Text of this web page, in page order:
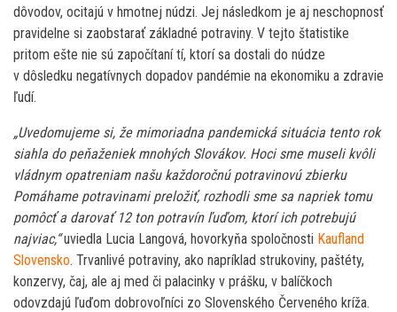
dôvodov, ocitajú v hmotnej núdzi. Jej následkom je aj neschopnosť
pravidelne si zaobstarať základné potraviny. V tejto štatistike
pritom ešte nie sú započítaní tí, ktorí sa dostali do núdze
v dôsledku negatívnych dopadov pandémie na ekonomiku a zdravie
ľudí.
„Uvedomujeme si, že mimoriadna pandemická situácia tento rok
siahla do peňaženiek mnohých Slovákov. Hoci sme museli kvôli
vládnym opatreniam našu každoročnú potravinovú zbierku
Pomáhame potravinami preložiť, rozhodli sme sa napriek tomu
pomôcť a darovať 12 ton potravín ľuďom, ktorí ich potrebujú
najviac,“uviedla Lucia Langová, hovorkyňa spoločnosti Kaufland
Slovensko. Trvanlivé potraviny, ako napríklad strukoviny, paštéty,
konzervy, čaj, ale aj med či palacinky v prášku, v balíčkoch
odovzdajú ľuďom dobrovoľníci zo Slovenského Červeného kríža.